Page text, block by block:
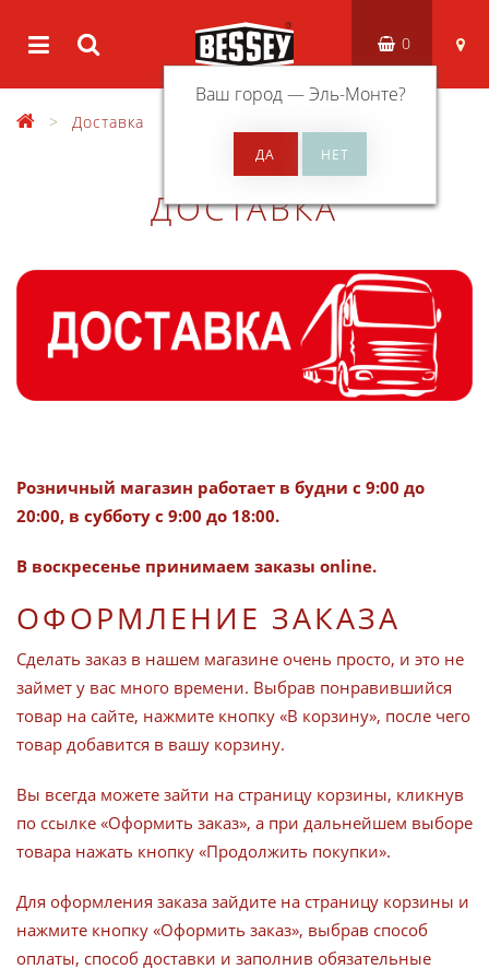
Ваш город —Эль-Монте?
0
Доставка
ДОСТАВКА
Розничный магазин работает в будни с 9:00 до
20:00, в субботу с 9:00 до 18:00.
В воскресенье принимаем заказы online.
ОФОРМЛЕНИЕ ЗАКАЗА
Сделать заказ в нашем магазине очень просто, и это не
займет у вас много времени. Выбрав понравившийся
товар на сайте, нажмите кнопку «В корзину», после чего
товар добавится в вашу корзину.
Вы всегда можете зайти на страницу корзины, кликнув
по ссылке «Оформить заказ», а при дальнейшем выборе
товара нажать кнопку «Продолжить покупки».
Для оформления заказа зайдите на страницу корзины и
нажмите кнопку «Оформить заказ», выбрав способ
оплаты, способ доставки и заполнив обязательные